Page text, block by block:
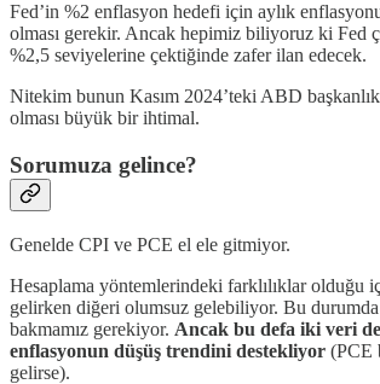
Fed’in %2 enflasyon hedefi için aylık
olması gerekir. Ancak hepimiz biliyoruz ki Fed
%2,5 seviyelerine çektiğinde zafer ilan edecek.
Nitekim bunun Kasım 2024’teki ABD
olması büyük bir ihtimal.
Sorumuza gelince?
Genelde CPI ve PCE el ele gitmiyor.
Hesaplama yöntemlerindeki farklılıklar olduğu
gelirken diğeri olumsuz gelebiliyor. Bu durumda
bakmamız gerekiyor. Ancak bu defa iki veri
enflasyonun düşüş trendini destekliyor (PCE
gelirse).